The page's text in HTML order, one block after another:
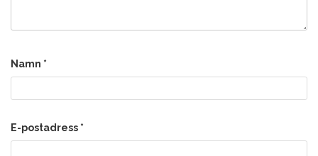
Namn *
E-postadress *